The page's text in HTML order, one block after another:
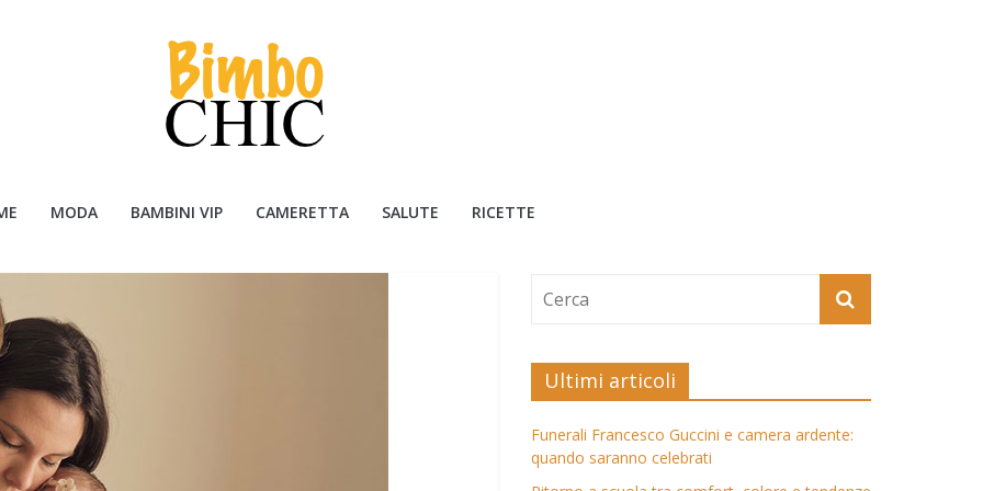
MODA BAMBINI VIP CAMERETTA SALUTE RICETTE
Ultimi articoli
Funerali Francesco Guccini e camera ardente:
quando saranno celebrati